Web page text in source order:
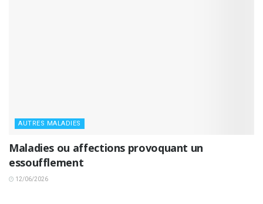
AUTRES MALADIES
Maladies ou affections provoquant un
essoufflement
12/06/2026